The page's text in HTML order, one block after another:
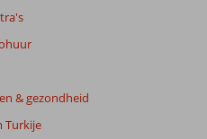
& gezondheid
Turkije